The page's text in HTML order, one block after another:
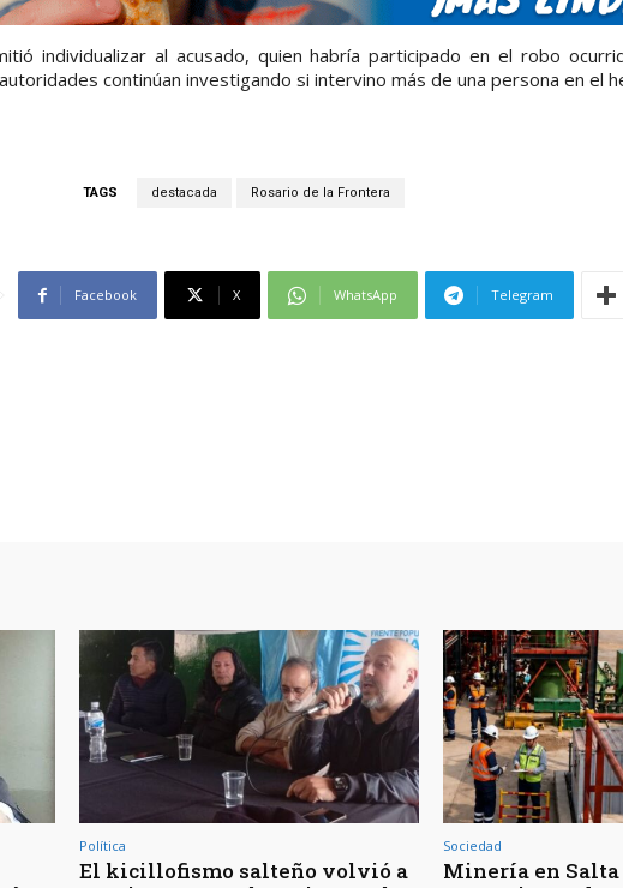
individualizar al acusado, quien habría participado en el robo
continúan investigando si intervino más de una persona en el
TAGS destacada Rosario de la Frontera
Facebook X WhatsApp Telegram
Política
El kicillofismo salteño volvió a
Sociedad
Minería en Salta